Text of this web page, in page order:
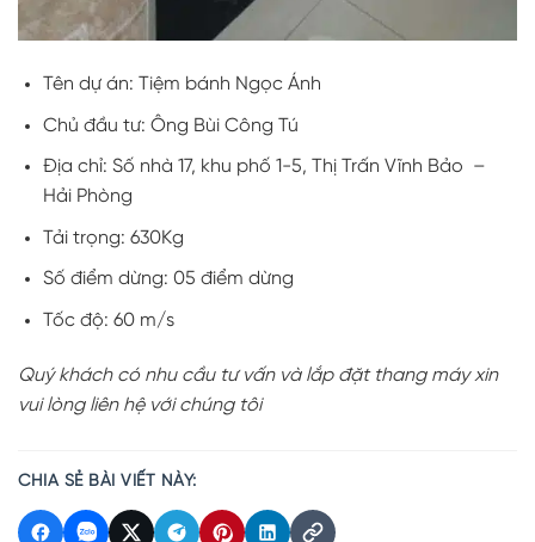
Tên dự án: Tiệm bánh Ngọc Ánh
Chủ đầu tư: Ông Bùi Công Tú
Địa chỉ: Số nhà 17, khu phố 1-5, Thị Trấn Vĩnh Bảo –
Hải Phòng
Tải trọng: 630Kg
Số điểm dừng: 05 điểm dừng
Tốc độ: 60 m/s
Quý khách có nhu cầu tư vấn và lắp đặt thang máy xin
vui lòng liên hệ với chúng tôi
CHIA SẺ BÀI VIẾT NÀY: